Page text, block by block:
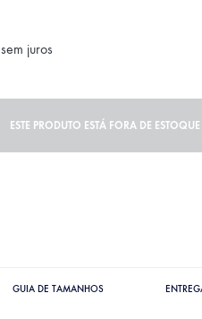
sem juros
ESTE PRODUTO ESTÁ FORA DE
GUIA DE TAMANHOS